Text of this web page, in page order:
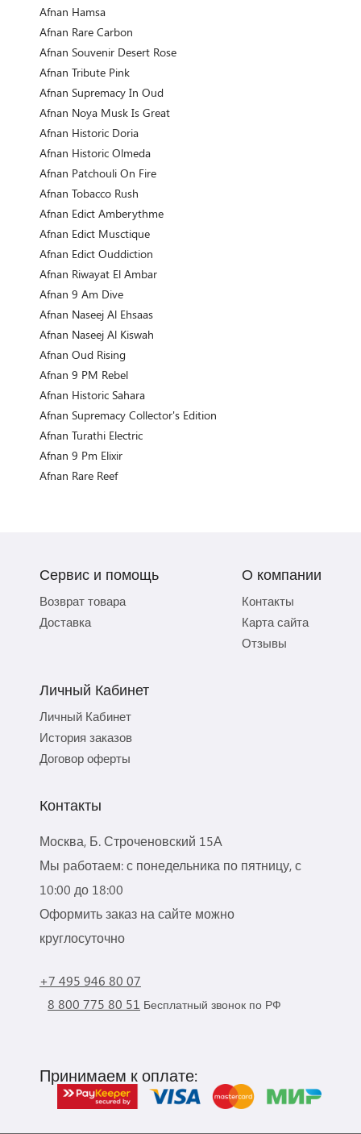
Afnan Hamsa
Afnan Rare Carbon
Afnan Souvenir Desert Rose
Afnan Tribute Pink
Afnan Supremacy In Oud
Afnan Noya Musk Is Great
Afnan Historic Doria
Afnan Historic Olmeda
Afnan Patchouli On Fire
Afnan Tobacco Rush
Afnan Edict Amberythme
Afnan Edict Musctique
Afnan Edict Ouddiction
Afnan Riwayat El Ambar
Afnan 9 Am Dive
Afnan Naseej Al Ehsaas
Afnan Naseej Al Kiswah
Afnan Oud Rising
Afnan 9 PM Rebel
Afnan Historic Sahara
Afnan Supremacy Collector's Edition
Afnan Turathi Electric
Afnan 9 Pm Elixir
Afnan Rare Reef
Сервис и помощь
Возврат товара
Доставка
О компании
Контакты
Карта сайта
Отзывы
Личный Кабинет
Личный Кабинет
История заказов
Договор оферты
Контакты
Москва, Б. Строченовский 15А
Мы работаем: с понедельника по пятницу, с
10:00 до 18:00
Оформить заказ на сайте можно
круглосуточно
+7 495 946 80 07
8 800 775 80 51 Бесплатный звонок по РФ
Принимаем к оплате: